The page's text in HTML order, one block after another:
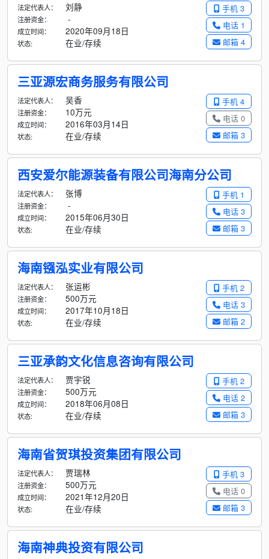
手机 3
电话 1
邮箱 4
法定代表人： 刘静
注册资金： -
成立时间： 2020年09月18日
状态: 在业/存续
三亚源宏商务服务有限公司
手机 4
电话 0
邮箱 3
法定代表人： 吴香
注册资金： 10万元
成立时间： 2016年03月14日
状态: 在业/存续
西安爱尔能源装备有限公司海南分公司
手机 1
电话 3
邮箱 3
法定代表人： 张博
注册资金： -
成立时间： 2015年06月30日
状态: 在业/存续
海南镪泓实业有限公司
手机 2
电话 3
邮箱 2
法定代表人： 张运彬
注册资金： 500万元
成立时间： 2017年10月18日
状态: 在业/存续
三亚承韵文化信息咨询有限公司
手机 2
电话 2
邮箱 3
法定代表人： 贾宇锐
注册资金： 500万元
成立时间： 2018年06月08日
状态: 在业/存续
海南省贺琪投资集团有限公司
手机 3
电话 0
邮箱 3
法定代表人： 贾瑞林
注册资金： 500万元
成立时间： 2021年12月20日
状态: 在业/存续
海南神典投资有限公司